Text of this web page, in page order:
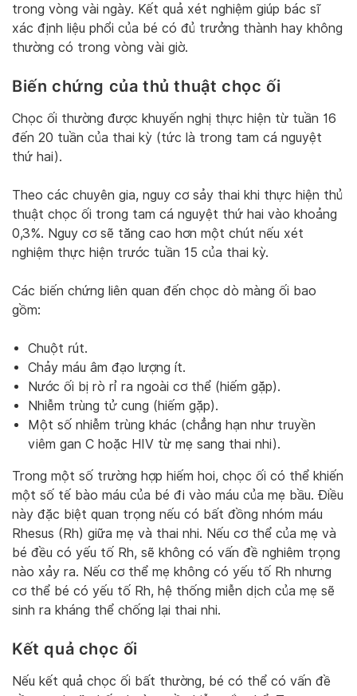
trong vòng vài ngày. Kết quả xét nghiệm giúp bác sĩ
xác định liệu phổi của bé có đủ trưởng thành hay không
thường có trong vòng vài giờ.
Biến chứng của thủ thuật chọc ối
Chọc ối thường được khuyến nghị thực hiện từ tuần 16
đến 20 tuần của thai kỳ (tức là trong tam cá nguyệt
thứ hai).
Theo các chuyên gia, nguy cơ sảy thai khi thực hiện thủ
thuật chọc ối trong tam cá nguyệt thứ hai vào khoảng
0,3%. Nguy cơ sẽ tăng cao hơn một chút nếu xét
nghiệm thực hiện trước tuần 15 của thai kỳ.
Các biến chứng liên quan đến chọc dò màng ối bao
gồm:
Chuột rút.
Chảy máu âm đạo lượng ít.
Nước ối bị rò rỉ ra ngoài cơ thể (hiếm gặp).
Nhiễm trùng tử cung (hiếm gặp).
Một số nhiễm trùng khác (chẳng hạn như truyền
viêm gan C hoặc HIV từ mẹ sang thai nhi).
Trong một số trường hợp hiếm hoi, chọc ối có thể khiến
một số tế bào máu của bé đi vào máu của mẹ bầu. Điều
này đặc biệt quan trọng nếu có bất đồng nhóm máu
Rhesus (Rh) giữa mẹ và thai nhi. Nếu cơ thể của mẹ và
bé đều có yếu tố Rh, sẽ không có vấn đề nghiêm trọng
nào xảy ra. Nếu cơ thể mẹ không có yếu tố Rh nhưng
cơ thể bé có yếu tố Rh, hệ thống miễn dịch của mẹ sẽ
sinh ra kháng thể chống lại thai nhi.
Kết quả chọc ối
Nếu kết quả chọc ối bất thường, bé có thể có vấn đề